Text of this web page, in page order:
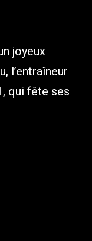
joyeux
l’entraîneur
qui fête ses